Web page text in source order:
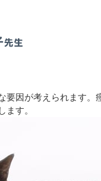
要因が考えられます。
ます。